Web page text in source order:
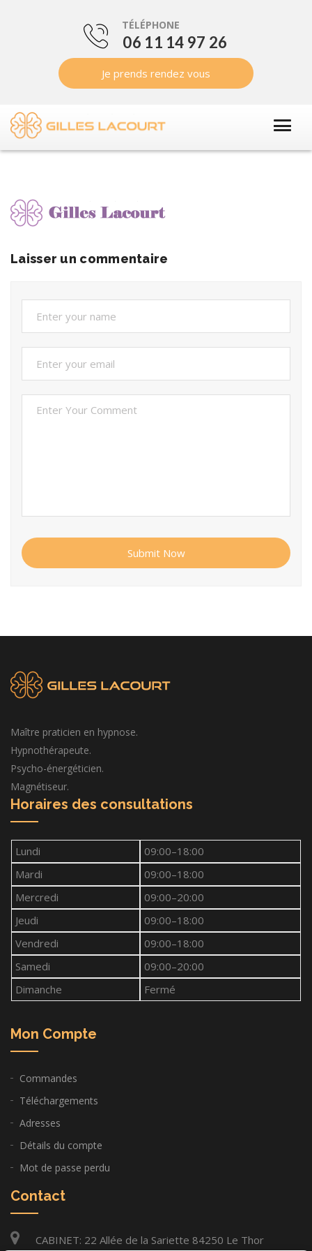
TÉLÉPHONE
06 11 14 97 26
Je prends rendez vous
Laisser un commentaire
Submit Now
Maître praticien en hypnose.
Hypnothérapeute.
Psycho-énergéticien.
Magnétiseur.
Horaires des consultations
Lundi
09:00–18:00
Mardi
09:00–18:00
Mercredi
09:00–20:00
Jeudi
09:00–18:00
Vendredi
09:00–18:00
Samedi
09:00–20:00
Dimanche
Fermé
Mon Compte
Commandes
Téléchargements
Adresses
Détails du compte
Mot de passe perdu
Contact
CABINET: 22 Allée de la Sariette 84250 Le Thor